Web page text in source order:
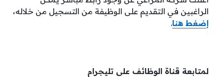
الراغبين في التقديم على الوظيفة من التسجيل من خلاله،
إضغط هنا.
لمتابعة قناة الوظائف على تليجرام